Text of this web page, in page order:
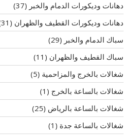
دهانات وديكورات الدمام والخبر (37)
دهانات وديكورات القطيف والظهران (31)
سباك الدمام والخبر (29)
سباك القطيف والظهران (11)
شغالات بالخرج والمزاحمية (5)
شغالات بالساعة بالخرج (1)
شغالات بالساعة بالرياض (25)
شغالات بالساعة جدة (1)